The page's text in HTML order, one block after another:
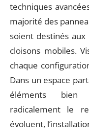
techniques
majorité des
soient destinés
cloisons mobiles.
chaque
Dans un espace
éléments bien
radicalement le
évoluent,